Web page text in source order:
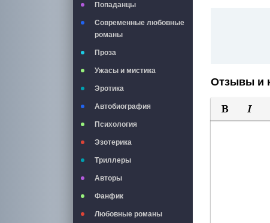
Попаданцы
Современные любовные
романы
Проза
Ужасы и мистика
Эротика
Автобиография
Психология
Эзотерика
Триллеры
Авторы
Фанфик
Любовные романы
Отзывы и
Полужирный
Курсив